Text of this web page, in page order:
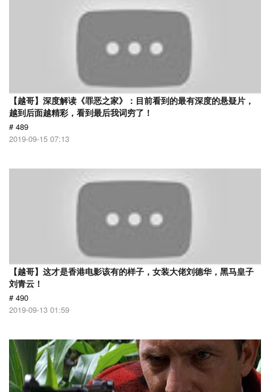
【越哥】深度解读《罪恶之家》：目前看到的最有深度的悬疑片，
越到后面越精彩，看到最后我词穷了！
# 489
2019-09-15 07:13
【越哥】这才是香港电影该有的样子，女装大佬刘德华，黑马皇子
刘青云！
# 490
2019-09-13 01:59